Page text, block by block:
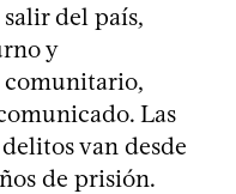
del país,
y
Las
van desde
de prisión.